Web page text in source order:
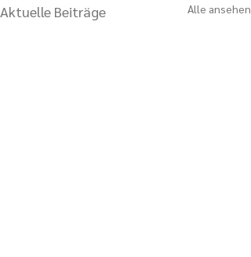
Aktuelle Beiträge Alle ansehen